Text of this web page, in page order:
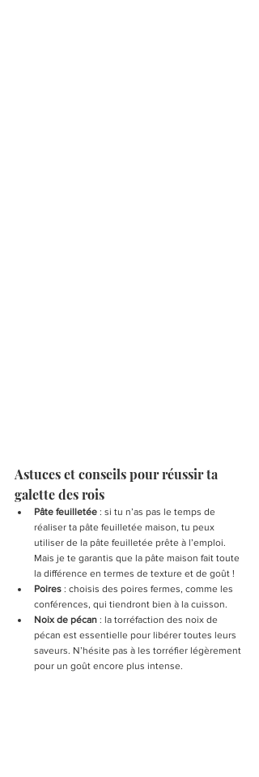
Astuces et conseils pour réussir ta
galette des rois
Pâte feuilletée : si tu n’as pas le temps de
réaliser ta pâte feuilletée maison, tu peux
utiliser de la pâte feuilletée prête à l’emploi.
Mais je te garantis que la pâte maison fait toute
la différence en termes de texture et de goût !
Poires : choisis des poires fermes, comme les
conférences, qui tiendront bien à la cuisson.
Noix de pécan : la torréfaction des noix de
pécan est essentielle pour libérer toutes leurs
saveurs. N’hésite pas à les torréfier légèrement
pour un goût encore plus intense.